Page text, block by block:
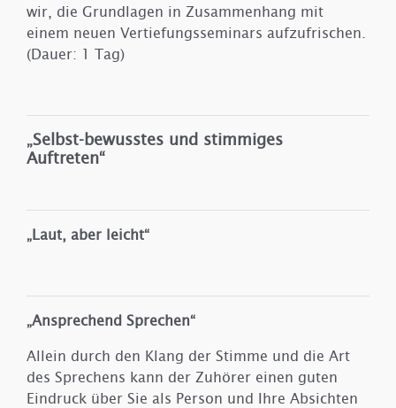
wir, die Grundlagen in Zusammenhang mit
einem neuen Vertiefungsseminars aufzufrischen.
(Dauer: 1 Tag)
„Selbst-bewusstes und stimmiges
Auftreten“
„Laut, aber leicht“
„Ansprechend Sprechen“
Allein durch den Klang der Stimme und die Art
des Sprechens kann der Zuhörer einen guten
Eindruck über Sie als Person und Ihre Absichten